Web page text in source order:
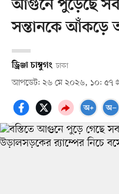
আগুনে পুড়েছে সব,
সন্তানকে আঁকড়ে
ড্রিঞ্জা চাম্বুগং ঢাকা
আপডেট: ২৬ মে ২০২৬, ১০: ৫৭